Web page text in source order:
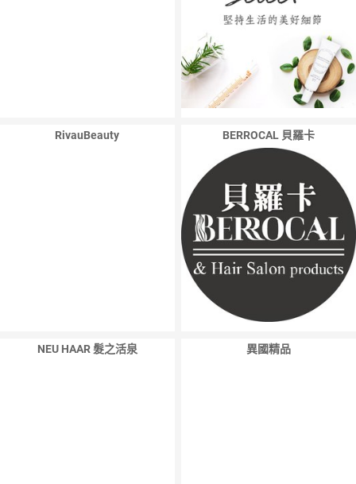
RivauBeauty BERROCAL 貝羅卡
NEU HAAR 髮之活泉 異國精品